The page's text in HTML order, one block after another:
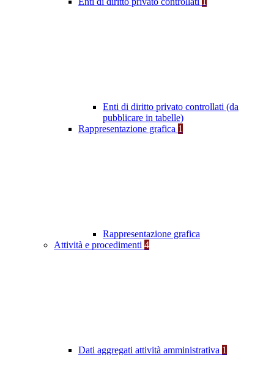
Enti di diritto privato controllati (da
pubblicare in tabelle)
Rappresentazione grafica 1
Rappresentazione grafica
Attività e procedimenti 4
Dati aggregati attività amministrativa 1